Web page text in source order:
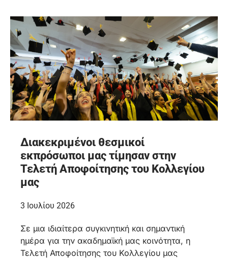
Διακεκριμένοι θεσμικοί
εκπρόσωποι μας τίμησαν στην
Τελετή Αποφοίτησης του Κολλεγίου
μας
3 Ιουλίου 2026
Σε μια ιδιαίτερα συγκινητική και σημαντική
ημέρα για την ακαδημαϊκή μας κοινότητα, η
Τελετή Αποφοίτησης του Κολλεγίου μας